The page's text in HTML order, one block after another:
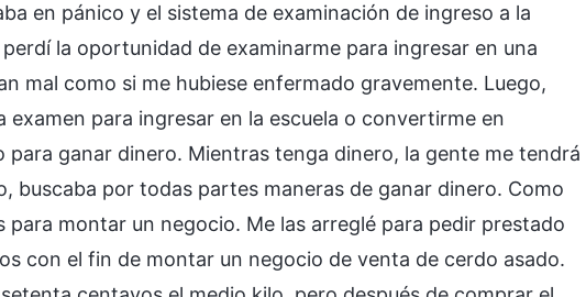
en pánico y el sistema de examinación de ingreso a la
la oportunidad de examinarme para ingresar en una
mal como si me hubiese enfermado gravemente. Luego,
examen para ingresar en la escuela o convertirme en
ganar dinero. Mientras tenga dinero, la gente me tendrá
buscaba por todas partes maneras de ganar dinero. Como
montar un negocio. Me las arreglé para pedir prestado
con el fin de montar un negocio de venta de cerdo asado.